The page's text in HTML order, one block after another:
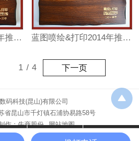
蓝图喷绘&打印2013年推荐品牌 蓝图喷绘&打印2014年推荐品牌
1 / 4 下一页
码科技(昆山)有限公司
省昆山市千灯镇石浦协易路58号
作：牛商股份 网站地图